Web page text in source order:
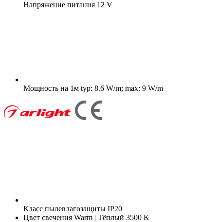
Напряжение питания 12 V
Мощность на 1м typ: 8.6 W/m; max: 9 W/m
Класс пылевлагозащиты IP20
Цвет свечения Warm | Тёплый 3500 K